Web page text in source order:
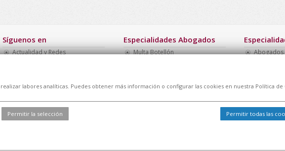
Síguenos en
Actualidad y Redes
Especialidades Abogados
Multa Botellón
Abogados Baratos Madrid
Abogados Baratos
Abogados
Abogado
labores analíticas. Puedes obtener más información o configurar las cookies en nuestra Política de
Permitir la selección Permitir todas las